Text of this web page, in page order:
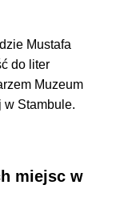
Mustafa
do liter
Muzeum
w Stambule.
miejsc w